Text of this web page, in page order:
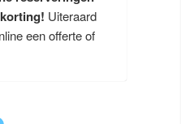
Uiteraard
een offerte of